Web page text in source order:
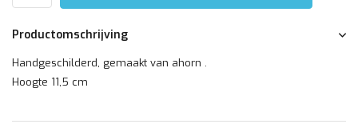
Productomschrijving
Handgeschilderd, gemaakt van ahorn .
Hoogte 11,5 cm